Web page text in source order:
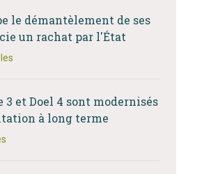
le démantèlement de ses
un rachat par l'État
3 et Doel 4 sont modernisés
à long terme